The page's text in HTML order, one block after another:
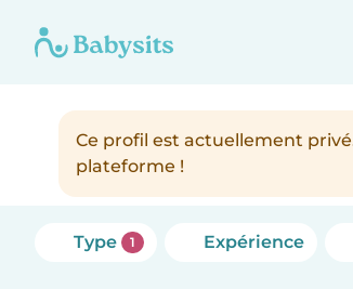
Ce profil est actuellement
plateforme !
Type 1 Expérience